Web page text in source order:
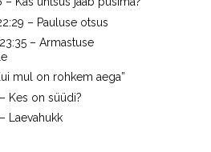
– Pauluse otsus
– Armastuse
mul on rohkem aega”
Kes on süüdi?
Laevahukk